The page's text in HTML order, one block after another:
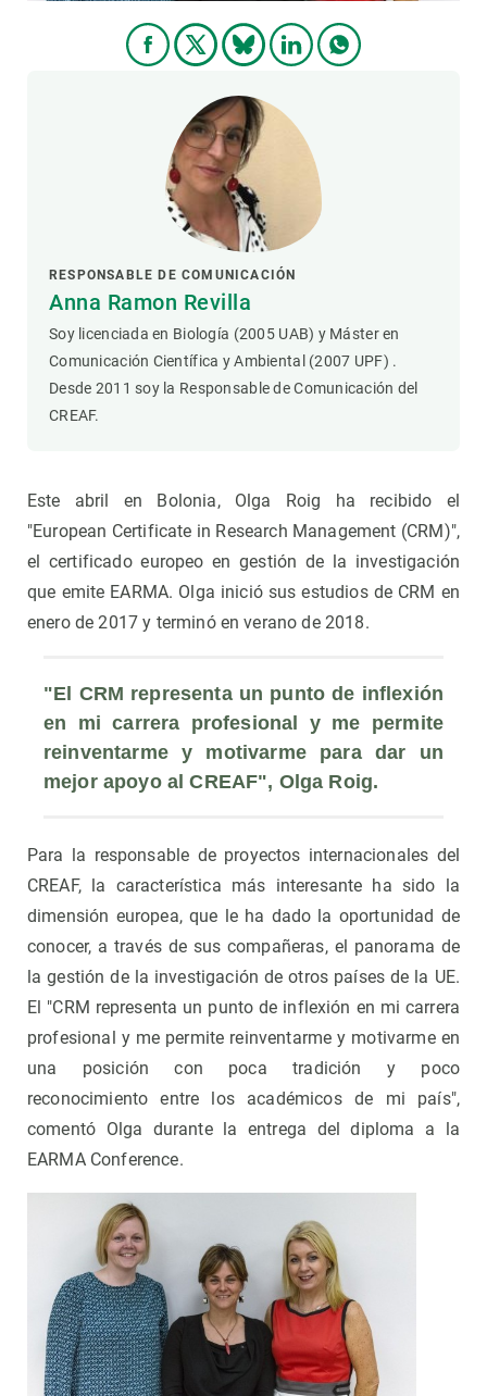
RESPONSABLE DE COMUNICACIÓN
Anna Ramon Revilla
Soy licenciada en Biología (2005 UAB) y Máster en
Comunicación Científica y Ambiental (2007 UPF) .
Desde 2011 soy la Responsable de Comunicación del
CREAF.
Este abril en Bolonia, Olga Roig ha recibido el
"European Certificate in Research Management (CRM)",
el certificado europeo en gestión de la investigación
que emite EARMA. Olga inició sus estudios de CRM en
enero de 2017 y terminó en verano de 2018.
"El CRM representa un punto de inflexión
en mi carrera profesional y me permite
reinventarme y motivarme para dar un
mejor apoyo al CREAF", Olga Roig.
Para la responsable de proyectos internacionales del
CREAF, la característica más interesante ha sido la
dimensión europea, que le ha dado la oportunidad de
conocer, a través de sus compañeras, el panorama de
la gestión de la investigación de otros países de la UE.
El "CRM representa un punto de inflexión en mi carrera
profesional y me permite reinventarme y motivarme en
una posición con poca tradición y poco
reconocimiento entre los académicos de mi país",
comentó Olga durante la entrega del diploma a la
EARMA Conference.